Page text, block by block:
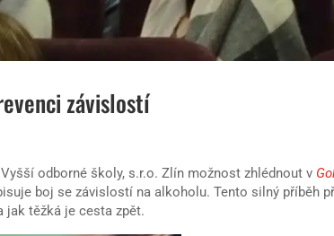
závislostí
odborné školy, s.r.o. Zlín možnost zhlédnout v
boj se závislostí na alkoholu. Tento silný příběh
jak těžká je cesta zpět.